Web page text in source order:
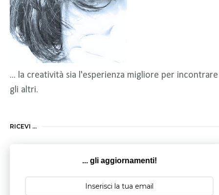
... la creatività sia l'esperienza migliore per incontrare
gli altri.
RICEVI ...
... gli aggiornamenti!